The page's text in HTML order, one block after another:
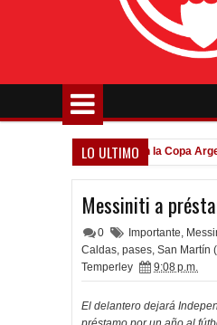
LO ULTIMO
Todo confirmado en la Copa
Messiniti a
0 Importante,
Caldas, pases, San Martín
Temperley
9:08 p.m.
El delantero dejará